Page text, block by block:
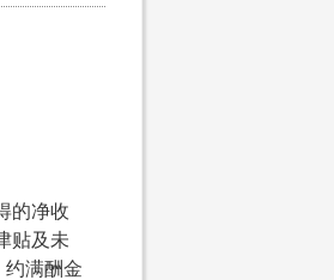
的净收
贴及未
约满酬金